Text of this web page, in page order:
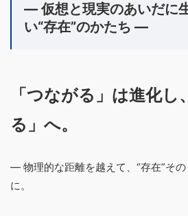
― 仮想と現実のあいだに
い“存在”のかたち ―
「つながる」は進化
る」へ。
― 物理的な距離を越えて、“存在”そ
に。